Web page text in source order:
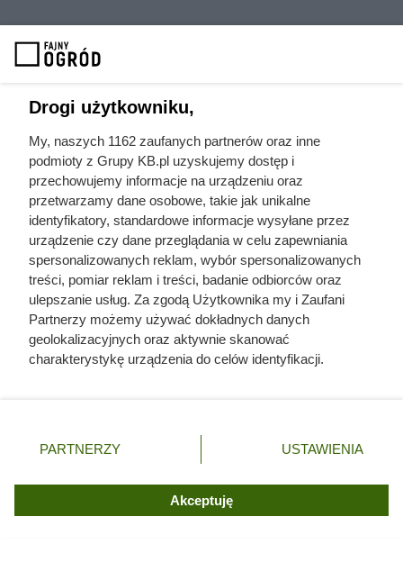
Czytaj także:
Córki Młynarskiego przerwały milczenie. „Żyliśmy
w strachu”
Odarci ze skóry, rozcięci piłą i przybici do krzyża
Uwięził żonę i dzieci, porywał młode dziewczyny.
Drogi użytkowniku,
My, naszych 1162 zaufanych partnerów oraz inne
podmioty z Grupy KB.pl uzyskujemy dostęp i
przechowujemy informacje na urządzeniu oraz
przetwarzamy dane osobowe, takie jak unikalne
identyfikatory, standardowe informacje wysyłane przez
urządzenie czy dane przeglądania w celu zapewniania
spersonalizowanych reklam, wybór spersonalizowanych
treści, pomiar reklam i treści, badanie odbiorców oraz
ulepszanie usług. Za zgodą Użytkownika my i Zaufani
Partnerzy możemy używać dokładnych danych
geolokalizacyjnych oraz aktywnie skanować
charakterystykę urządzenia do celów identyfikacji.
zmienić/wycofać klikając przycisk ustawień prywatności
znajdujący się w lewym dolnym rogu strony. Niektóre
użytkownika, ale masz prawo sprzeciwić się takiemu
przetwarzaniu. Preferencje będą miały zastosowania tylko
PARTNERZY USTAWIENIA
Akceptuję